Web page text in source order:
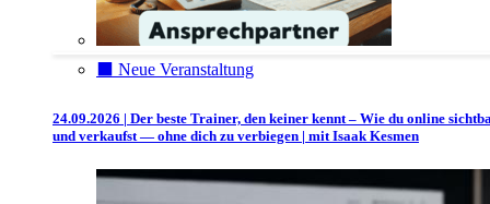
⬛️ Neue Veranstaltung
24.09.2026 | Der beste Trainer, den keiner kennt – Wie du online
und verkaufst — ohne dich zu verbiegen | mit Isaak Kesmen